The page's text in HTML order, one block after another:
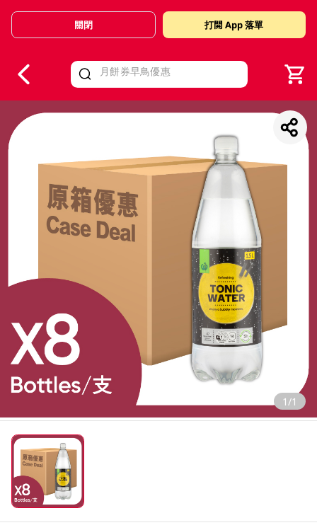
Valid Until 30 June 2026
關閉 打開 App 落單
1/1